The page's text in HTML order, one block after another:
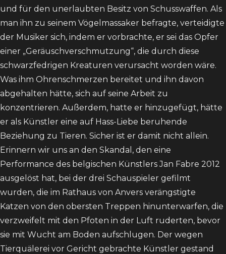
und für den unerlaubten Besitz von Schusswaffen. Als
man ihn zu seinem Vögelmassaker befragte, verteidigte
der Musiker sich, indem er vorbrachte, er sei das Opfer
einer „Geräuschverschmutzung“, die durch diese
schwarzfedrigen Kreaturen verursacht worden wäre.
Was ihm Ohrenschmerzen bereitet und ihn davon
abgehalten hätte, sich auf seine Arbeit zu
konzentrieren. Außerdem, hatte er hinzugefügt, hätte
er als Künstler eine auf Hass-Liebe beruhende
Beziehung zu Tieren. Sicher ist er damit nicht allein.
Erinnern wir uns an den Skandal, den eine
Performance des belgischen Künstlers Jan Fabre 2012
ausgelöst hat, bei der drei Schauspieler gefilmt
wurden, die im Rathaus von Anvers verängstigte
Katzen von den obersten Treppen hinunterwarfen, die
verzweifelt mit den Pfoten in der Luft ruderten, bevor
sie mit Wucht am Boden aufschlugen. Der wegen
Tierquälerei vor Gericht gebrachte Künstler gestand